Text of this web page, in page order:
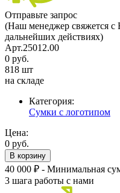
Отправьте запрос
(Наш менеджер свяжется с
дальнейших действиях)
Арт.25012.00
0 руб.
818 шт
на складе
Категория:
Сумки с логотипом
Цена:
0 руб.
В корзину
40 000 ₽ - Минимальная
3 шага работы с нами